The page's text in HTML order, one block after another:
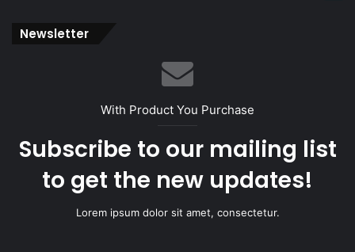
Newsletter
With Product You Purchase
Subscribe to our mailing list
to get the new updates!
Lorem ipsum dolor sit amet, consectetur.